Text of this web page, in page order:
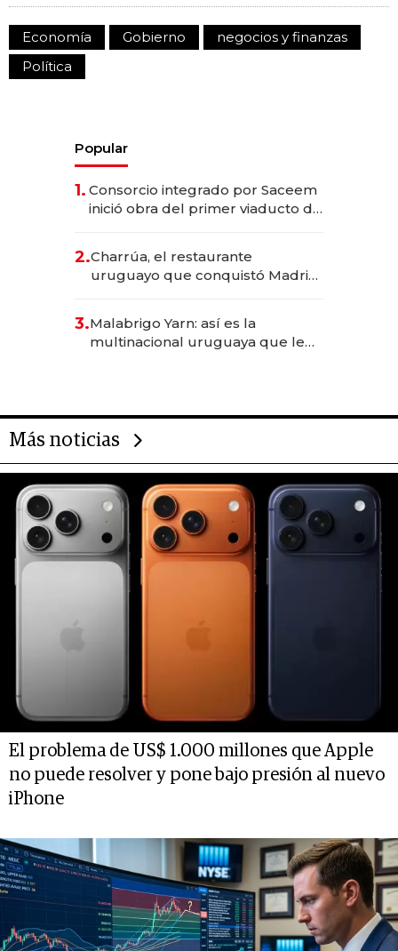
Economía Gobierno
negocios y finanzas
Política
Popular
1. Consorcio integrado por Saceem
inició obra del primer viaducto de
millones
2.Charrúa, el restaurante
uruguayo que conquistó Madrid:
anticipación y prepara apertura
3.Malabrigo Yarn: así es la
multinacional uruguaya que le
Más noticias
El problema de US$ 1.000 millones que Apple
no puede resolver y pone bajo presión al nuevo
iPhone